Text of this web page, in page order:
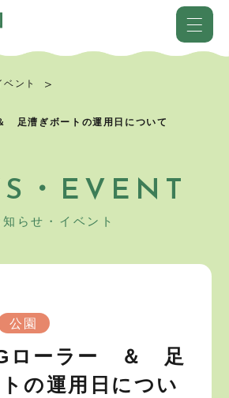
ベント
足漕ぎボートの運用日について
・EVENT
知らせ・イベント
公園
ローラー ＆ 足
の運用日につい